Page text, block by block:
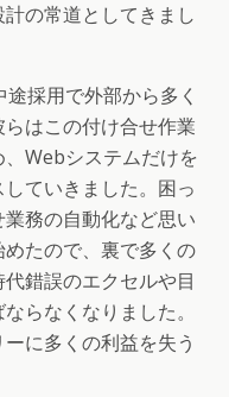
の常道としてきまし
採用で外部から多く
はこの付け合せ作業
Webシステムだけを
ていきました。困っ
務の自動化など思い
たので、裏で多くの
錯誤のエクセルや目
らなくなりました。
に多くの利益を失う